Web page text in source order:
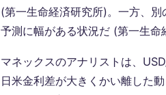
(第一生命経済研究所)。一方、別
予測に幅がある状況だ (第一生命
マネックスのアナリストは、
日米金利差が大きくかい離した動